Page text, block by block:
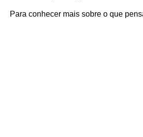
Para conhecer mais sobre o que